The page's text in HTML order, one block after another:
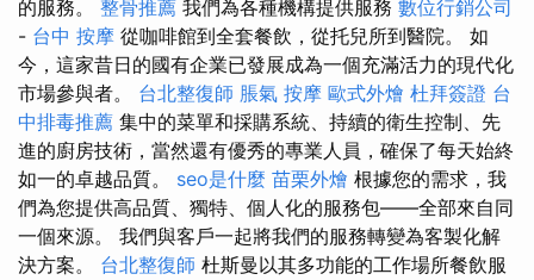
的服務。 整骨推薦 我們為各種機構提供服務 數位行銷公司
- 台中 按摩 從咖啡館到全套餐飲，從托兒所到醫院。 如
今，這家昔日的國有企業已發展成為一個充滿活力的現代化
市場參與者。 台北整復師 脹氣 按摩 歐式外燴 杜拜簽證 台
中排毒推薦 集中的菜單和採購系統、持續的衛生控制、先
進的廚房技術，當然還有優秀的專業人員，確保了每天始終
如一的卓越品質。 seo是什麼 苗栗外燴 根據您的需求，我
們為您提供高品質、獨特、個人化的服務包——全部來自同
一個來源。 我們與客戶一起將我們的服務轉變為客製化解
決方案。 台北整復師 杜斯曼以其多功能的工作場所餐飲服